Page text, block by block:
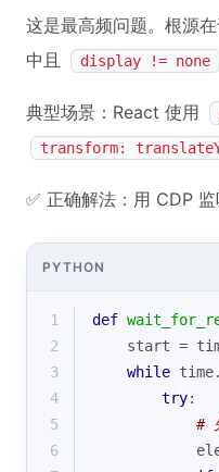
这是最高频问题。根源
中且 display != none
典型场景：React 使用
transform:
✅ 正确解法：用 CDP
PYTHON
1 def
2
start =
3
while
4
try:
5
#
6